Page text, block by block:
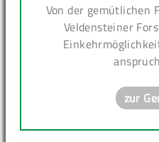
Von der gemütlichen
Veldensteiner
zur